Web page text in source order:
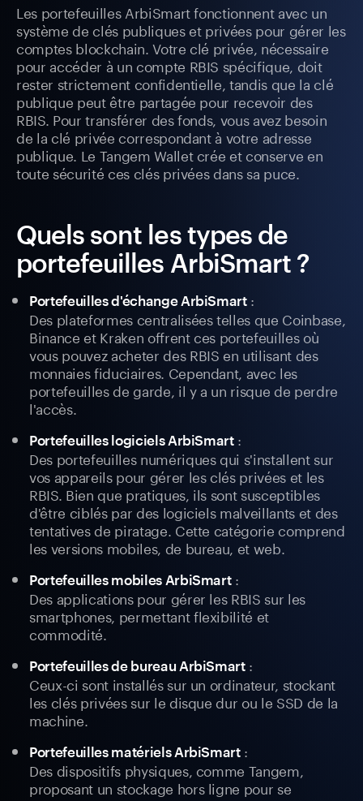
Les portefeuilles ArbiSmart fonctionnent avec un
système de clés publiques et privées pour gérer les
comptes blockchain. Votre clé privée, nécessaire
pour accéder à un compte RBIS spécifique, doit
rester strictement confidentielle, tandis que la clé
publique peut être partagée pour recevoir des
RBIS. Pour transférer des fonds, vous avez besoin
de la clé privée correspondant à votre adresse
publique. Le Tangem Wallet crée et conserve en
toute sécurité ces clés privées dans sa puce.
Quels sont les types de
portefeuilles ArbiSmart ?
Portefeuilles d'échange ArbiSmart:
Des plateformes centralisées telles que Coinbase,
Binance et Kraken offrent ces portefeuilles où
vous pouvez acheter des RBIS en utilisant des
monnaies fiduciaires. Cependant, avec les
portefeuilles de garde, il y a un risque de perdre
l'accès.
Portefeuilles logiciels ArbiSmart:
Des portefeuilles numériques qui s'installent sur
vos appareils pour gérer les clés privées et les
RBIS. Bien que pratiques, ils sont susceptibles
d'être ciblés par des logiciels malveillants et des
tentatives de piratage. Cette catégorie comprend
les versions mobiles, de bureau, et web.
Portefeuilles mobiles ArbiSmart:
Des applications pour gérer les RBIS sur les
smartphones, permettant flexibilité et
commodité.
Portefeuilles de bureau ArbiSmart:
Ceux-ci sont installés sur un ordinateur, stockant
les clés privées sur le disque dur ou le SSD de la
machine.
Portefeuilles matériels ArbiSmart:
Des dispositifs physiques, comme Tangem,
proposant un stockage hors ligne pour se